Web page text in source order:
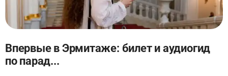
Впервые в Эрмитаже: билет и аудиогид
по парад...